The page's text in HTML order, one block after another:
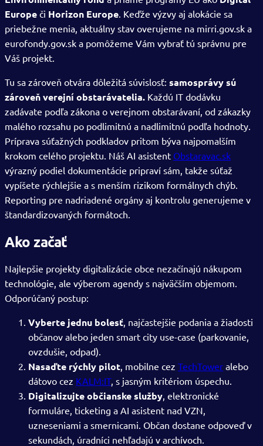
Europe či Horizon Europe . Keďže výzvy aj alokácie sa
priebežne menia, aktuálny stav overujeme na mirri.gov.sk a
eurofondy.gov.sk a pomôžeme Vám vybrať tú správnu pre
Váš projekt.
Tu sa zároveň otvára dôležitá súvislosť: samosprávy sú
zároveň verejní obstarávatelia. Každú IT dodávku
zadávate podľa zákona o verejnom obstarávaní, od zákazky
malého rozsahu po podlimitnú a nadlimitnú podľa hodnoty.
Príprava súťažných podkladov pritom býva najpomalším
krokom celého projektu. Náš AI asistent Obstaravac.sk
výrazný podiel dokumentácie pripraví sám, takže súťaž
vypíšete rýchlejšie a s menším rizikom formálnych chýb.
Reporting pre nadriadené orgány aj kontrolu generujeme v
štandardizovaných formátoch.
Ako začať
Najlepšie projekty digitalizácie obce nezačínajú nákupom
technológie, ale výberom agendy s najväčším objemom.
Odporúčaný postup:
Vyberte jednu bolesť , najčastejšie podania a žiadosti
občanov alebo jeden smart city use-case (parkovanie,
ovzdušie, odpad).
Nasaďte rýchly pilot , mobilne cez TechTower alebo
dátovo cez KALM:IT, s jasným kritériom úspechu.
Digitalizujte občianske služby , elektronické
formuláre, ticketing a AI asistent nad VZN,
uzneseniami a smernicami. Občan dostane odpoveď v
sekundách, úradníci nehľadajú v archívoch.